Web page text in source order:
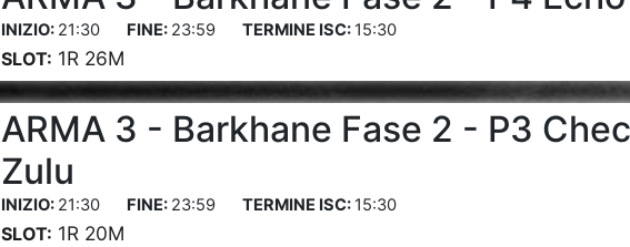
21:30 23:59 15:30
SLOT: 1R 26M
ARMA 3 - Barkhane Fase 2 - P3
Zulu
21:30 23:59 15:30
SLOT: 1R 20M